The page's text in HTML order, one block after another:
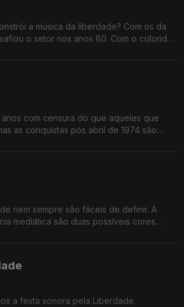
a música da liberdade? Com os da
o setor nos anos 80. Com o colorido
anos com censura do que aqueles que
as conquistas pós abril de 1974 são
nem sempre são fáceis de definir. A
mediática são duas possíveis cores
a festa sonora pela Liberdade.